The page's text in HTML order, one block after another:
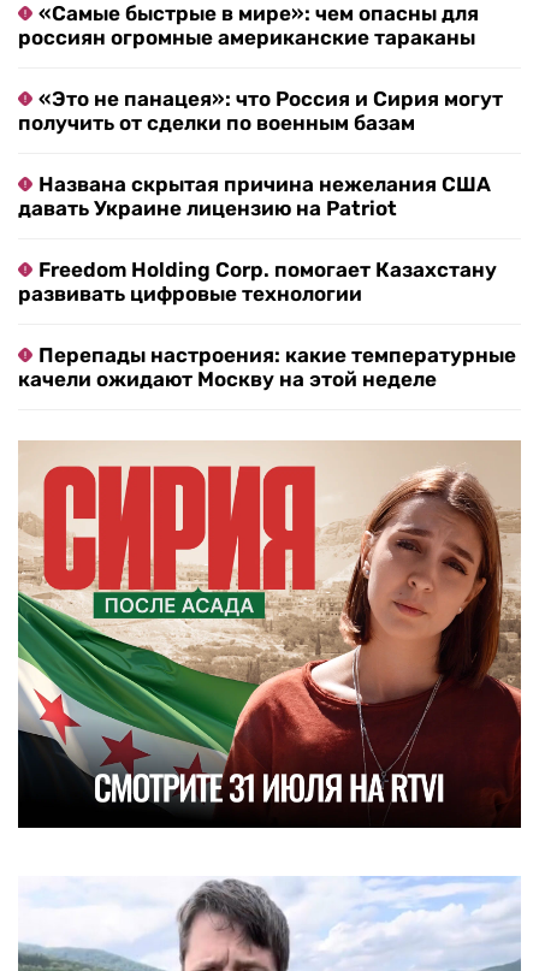
«Самые быстрые в мире»: чем опасны для
россиян огромные американские тараканы
«Это не панацея»: что Россия и Сирия могут
получить от сделки по военным базам
Названа скрытая причина нежелания США
давать Украине лицензию на Patriot
Freedom Holding Corp. помогает Казахстану
развивать цифровые технологии
Перепады настроения: какие температурные
качели ожидают Москву на этой неделе